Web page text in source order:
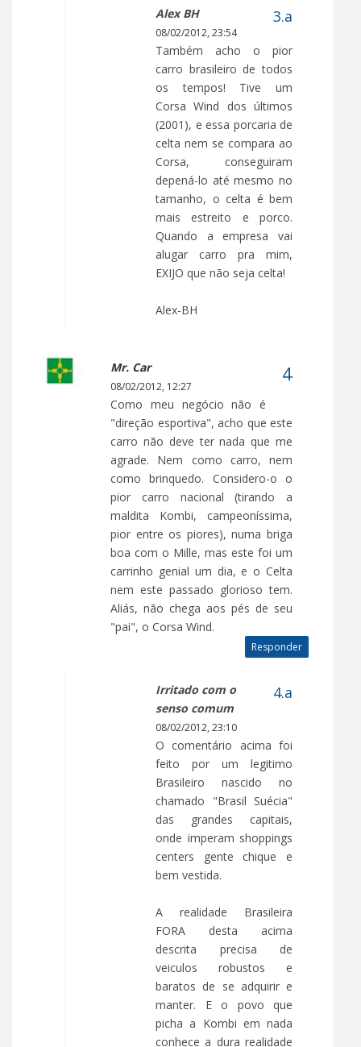
Alex BH
08/02/2012, 23:54
Também acho o pior
carro brasileiro de todos
os tempos! Tive um
Corsa Wind dos últimos
(2001), e essa porcaria de
celta nem se compara ao
Corsa, conseguiram
depená-lo até mesmo no
tamanho, o celta é bem
mais estreito e porco.
Quando a empresa vai
alugar carro pra mim,
EXIJO que não seja celta!
Alex-BH
Mr. Car
08/02/2012, 12:27
Como meu negócio não é
"direção esportiva", acho que este
carro não deve ter nada que me
agrade. Nem como carro, nem
como brinquedo. Considero-o o
pior carro nacional (tirando a
maldita Kombi, campeoníssima,
pior entre os piores), numa briga
boa com o Mille, mas este foi um
carrinho genial um dia, e o Celta
nem este passado glorioso tem.
Aliás, não chega aos pés de seu
"pai", o Corsa Wind.
Responder
Irritado com o
senso comum
08/02/2012, 23:10
O comentário acima foi
feito por um legitimo
Brasileiro nascido no
chamado "Brasil Suécia"
das grandes capitais,
onde imperam shoppings
centers gente chique e
bem vestida.
A realidade Brasileira
FORA desta acima
descrita precisa de
veiculos robustos e
baratos de se adquirir e
manter. E o povo que
picha a Kombi em nada
conhece a dura realidade